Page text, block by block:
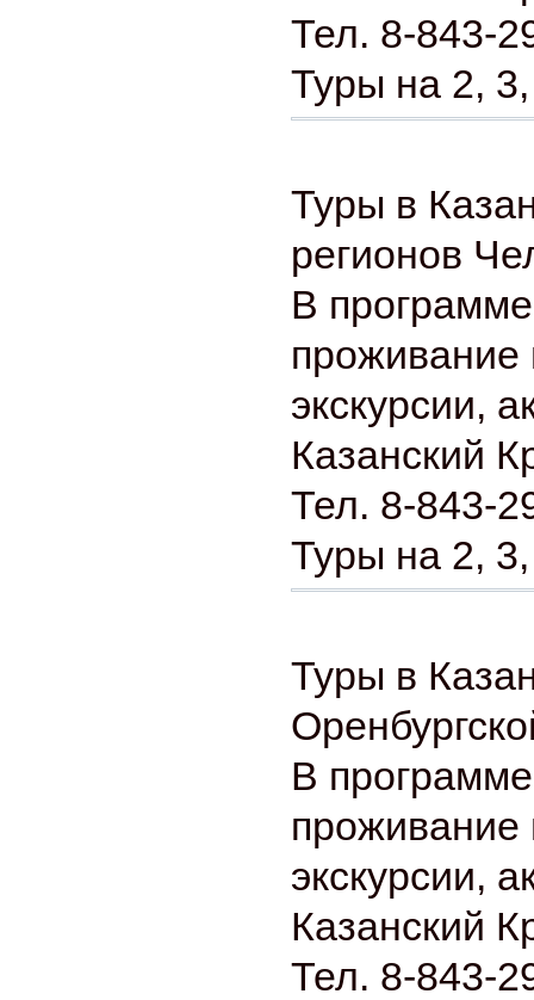
Тел. 8-843-
Туры на 2,
Туры в
регионов
В
проживание
экскурсии,
Казанский
Тел. 8-843-
Туры на 2,
Туры в
В
проживание
экскурсии,
Казанский
Тел. 8-843-